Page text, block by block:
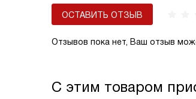
ОСТАВИТЬ ОТЗЫВ
Отзывов пока нет, Ваш отзыв
С этим товаром